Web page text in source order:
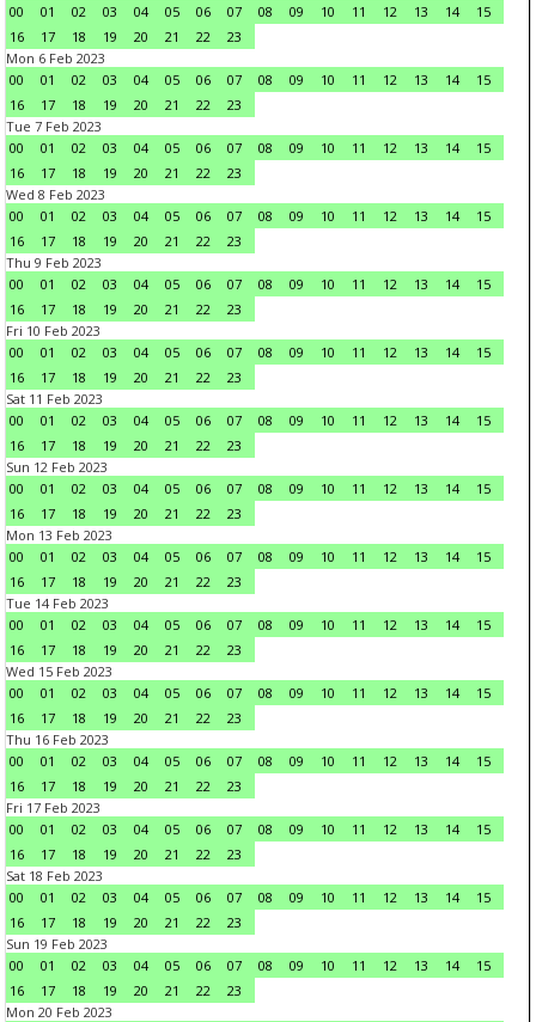
00
01 02 03 04 05 06 07 08 09 10 11 12 13 14
15
16
17 18 19 20 21 22
23
Mon 6 Feb 2023
00
01 02 03 04 05 06 07 08 09 10 11 12 13 14
15
16
17 18 19 20 21 22
23
Tue 7 Feb 2023
00
01 02 03 04 05 06 07 08 09 10 11 12 13 14
15
16
17 18 19 20 21 22
23
Wed 8 Feb 2023
00
01 02 03 04 05 06 07 08 09 10 11 12 13 14
15
16
17 18 19 20 21 22
23
Thu 9 Feb 2023
00
01 02 03 04 05 06 07 08 09 10 11 12 13 14
15
16
17 18 19 20 21 22
23
Fri 10 Feb 2023
00
01 02 03 04 05 06 07 08 09 10 11 12 13 14
15
16
17 18 19 20 21 22
23
Sat 11 Feb 2023
00
01 02 03 04 05 06 07 08 09 10 11 12 13 14
15
16
17 18 19 20 21 22
23
Sun 12 Feb 2023
00
01 02 03 04 05 06 07 08 09 10 11 12 13 14
15
16
17 18 19 20 21 22
23
Mon 13 Feb 2023
00
01 02 03 04 05 06 07 08 09 10 11 12 13 14
15
16
17 18 19 20 21 22
23
Tue 14 Feb 2023
00
01 02 03 04 05 06 07 08 09 10 11 12 13 14
15
16
17 18 19 20 21 22
23
Wed 15 Feb 2023
00
01 02 03 04 05 06 07 08 09 10 11 12 13 14
15
16
17 18 19 20 21 22
23
Thu 16 Feb 2023
00
01 02 03 04 05 06 07 08 09 10 11 12 13 14
15
16
17 18 19 20 21 22
23
Fri 17 Feb 2023
00
01 02 03 04 05 06 07 08 09 10 11 12 13 14
15
16
17 18 19 20 21 22
23
Sat 18 Feb 2023
00
01 02 03 04 05 06 07 08 09 10 11 12 13 14
15
16
17 18 19 20 21 22
23
Sun 19 Feb 2023
00
01 02 03 04 05 06 07 08 09 10 11 12 13 14
15
16
17 18 19 20 21 22
23
Mon 20 Feb 2023